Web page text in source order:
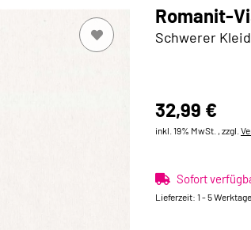
Romanit-
Schwerer
32,99 €
inkl. 19% MwSt. , zzgl.
Sofort
Lieferzeit: 1 - 5 Werktage